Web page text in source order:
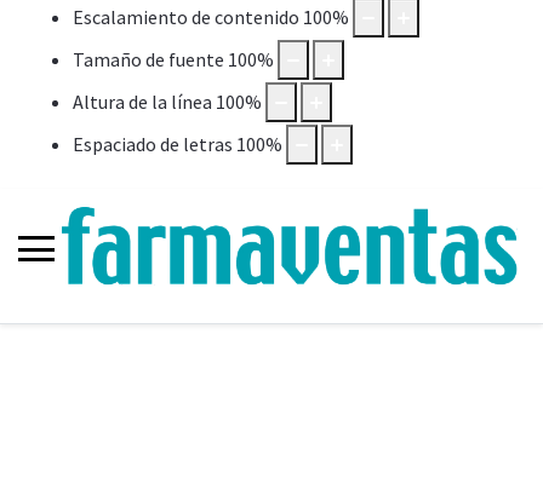
Escalamiento de contenido 100%
Tamaño de fuente 100%
Altura de la línea 100%
Espaciado de letras 100%